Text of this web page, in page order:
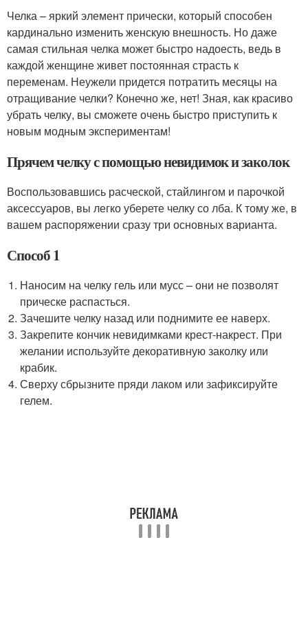
Челка – яркий элемент прически, который способен
кардинально изменить женскую внешность. Но даже
самая стильная челка может быстро надоесть, ведь в
каждой женщине живет постоянная страсть к
переменам. Неужели придется потратить месяцы на
отращивание челки? Конечно же, нет! Зная, как красиво
убрать челку, вы сможете очень быстро приступить к
новым модным экспериментам!
Прячем челку с помощью невидимок и заколок
Воспользовавшись расческой, стайлингом и парочкой
аксессуаров, вы легко уберете челку со лба. К тому же, в
вашем распоряжении сразу три основных варианта.
Способ 1
Наносим на челку гель или мусс – они не позволят
прическе распасться.
Зачешите челку назад или поднимите ее наверх.
Закрепите кончик невидимками крест-накрест. При
желании используйте декоративную заколку или
крабик.
Сверху сбрызните пряди лаком или зафиксируйте
гелем.